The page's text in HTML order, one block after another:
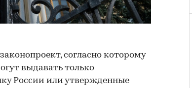
согласно которому
выдавать только
России или утвержденные